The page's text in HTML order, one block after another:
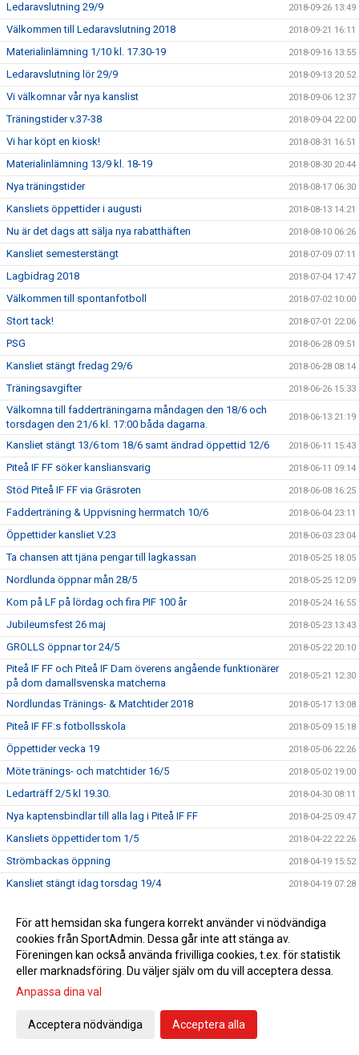
Ledaravslutning 29/9 2018-09-26 13:49
Välkommen till Ledaravslutning 2018 2018-09-21 16:11
Materialinlämning 1/10 kl. 17.30-19 2018-09-16 13:55
Ledaravslutning lör 29/9 2018-09-13 20:52
Vi välkomnar vår nya kanslist 2018-09-06 12:37
Träningstider v.37-38 2018-09-04 22:00
Vi har köpt en kiosk! 2018-08-31 16:51
Materialinlämning 13/9 kl. 18-19 2018-08-30 20:44
Nya träningstider 2018-08-17 06:30
Kansliets öppettider i augusti 2018-08-13 14:21
Nu är det dags att sälja nya rabatthäften 2018-08-10 06:26
Kansliet semesterstängt 2018-07-09 07:11
Lagbidrag 2018 2018-07-04 17:47
Välkommen till spontanfotboll 2018-07-02 10:00
Stort tack! 2018-07-01 22:06
PSG 2018-06-28 09:51
Kansliet stängt fredag 29/6 2018-06-28 08:14
Träningsavgifter 2018-06-26 15:33
Välkomna till fadderträningarna måndagen den 18/6 och
torsdagen den 21/6 kl. 17:00 båda dagarna.
2018-06-13 21:19
Kansliet stängt 13/6 tom 18/6 samt ändrad öppettid 12/6 2018-06-11 15:43
Piteå IF FF söker kansliansvarig 2018-06-11 09:14
Stöd Piteå IF FF via Gräsroten 2018-06-08 16:25
Fadderträning & Uppvisning herrmatch 10/6 2018-06-04 23:11
Öppettider kansliet V.23 2018-06-03 23:04
Ta chansen att tjäna pengar till lagkassan 2018-05-25 18:05
Nordlunda öppnar mån 28/5 2018-05-25 12:09
Kom på LF på lördag och fira PIF 100 år 2018-05-24 16:55
Jubileumsfest 26 maj 2018-05-23 13:43
GROLLS öppnar tor 24/5 2018-05-22 20:10
Piteå IF FF och Piteå IF Dam överens angående funktionärer
på dom damallsvenska matcherna
2018-05-21 12:30
Nordlundas Tränings- & Matchtider 2018 2018-05-17 13:08
Piteå IF FF:s fotbollsskola 2018-05-09 15:18
Öppettider vecka 19 2018-05-06 22:26
Möte tränings- och matchtider 16/5 2018-05-02 19:00
Ledarträff 2/5 kl 19.30. 2018-04-30 08:11
Nya kaptensbindlar till alla lag i Piteå IF FF 2018-04-25 09:47
Kansliets öppettider tom 1/5 2018-04-22 22:26
Strömbackas öppning 2018-04-19 15:52
Kansliet stängt idag torsdag 19/4 2018-04-19 07:28
Kansliet stängt 10/4 samt kansliets övriga öppettider 2018-04-10 08:25
Angående bokning av träningstider 2018-04-09 10:10
Uthämtning av säsongskort 2018-04-06 08:56
Tävlingsforum söndag 15 april
Träningstider
Nu finns Dreamstar häftena på kansliet
För att hemsidan ska fungera korrekt använder vi nödvändiga
cookies från SportAdmin. Dessa går inte att stänga av.
Föreningen kan också använda frivilliga cookies, t.ex. för statistik
eller marknadsföring. Du väljer själv om du vill acceptera dessa.
Anpassa dina val
Acceptera nödvändiga Acceptera alla